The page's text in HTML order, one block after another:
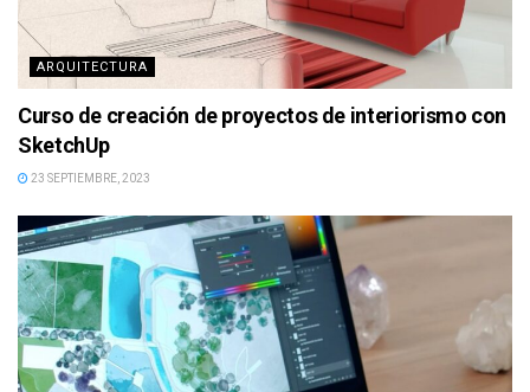
ARQUITECTURA
Curso de creación de proyectos de interiorismo con
SketchUp
23 SEPTIEMBRE, 2023